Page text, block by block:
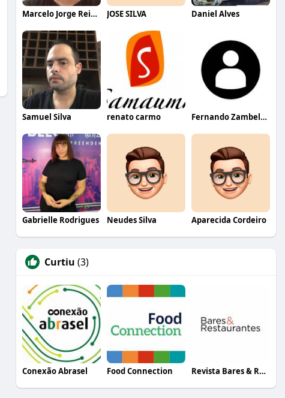
Marcelo Jorge Reis Ferreira JOSE SILVA Daniel Alves
Samuel Silva renato carmo Fernando Zambelan
Gabrielle Rodrigues Neudes Silva Aparecida Cordeiro
Curtiu (3)
Conexão Abrasel Food Connection Revista Bares & Restaurantes